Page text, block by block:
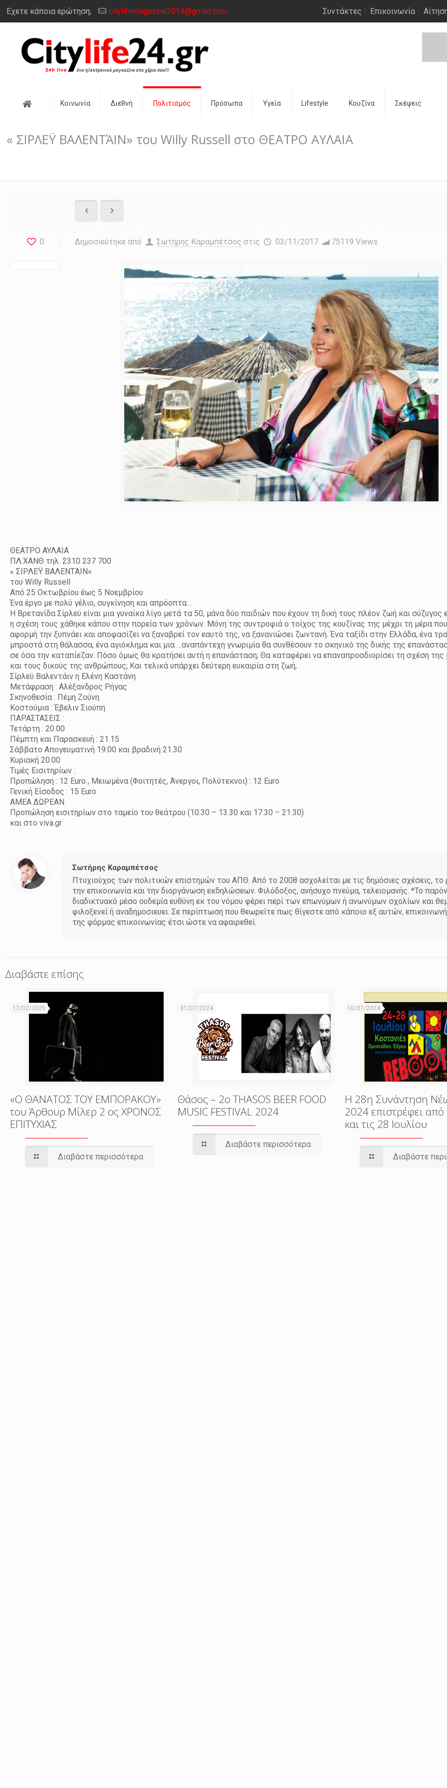
Έχετε κάποια ερώτηση; citylifemagazine2014@gmail.com Συντάκτες Επικοινωνία
Αρχική Κοινωνία Διεθνή Πολιτισμός Πρόσωπα Υγεία Lifestyle Κουζίνα Σκέψεις
« ΣΙΡΛΕΫ ΒΑΛΕΝΤΆΙΝ» του Willy Russell στο ΘΕΑΤΡΟ ΑΥΛΑΙΑ
0 Δημοσιεύτηκε από Σωτήρης Καραμπέτσος στις 03/11/2017 75119 Views
ΘΕΑΤΡΟ ΑΥΛΑΙΑ
ΠΛ.ΧΑΝΘ τηλ. 2310 237 700
« ΣΙΡΛΕΫ ΒΑΛΕΝΤΆΙΝ»
του Willy Russell
Από 25 Οκτωβρίου έως 5 Νοεμβρίου
Ένα έργο με πολύ γέλιο, συγκίνηση και απρόοπτα…
Η Βρετανίδα Σίρλεϋ είναι μια γυναίκα λίγο μετά τα 50, μάνα δύο παιδιών που έχουν τη δική τους πλέον ζωή και σύζυγος
η σχέση τους χάθηκε κάπου στην πορεία των χρόνων. Μόνη της συντροφιά ο τοίχος της κουζίνας της μέχρι τη μέρα
αφορμή την ξυπνάει και αποφασίζει να ξαναβρεί τον εαυτό της, να ξανανιώσει ζωντανή. Ένα ταξίδι στην Ελλάδα, ένα
μπροστά στη θάλασσα, ένα αγιόκλημα και μια …αναπάντεχη γνωριμία θα συνθέσουν το σκηνικό της δικής της
σε όσα την καταπίεζαν. Πόσο όμως θα κρατήσει αυτή η επανάσταση; Θα καταφέρει να επαναπροσδιορίσει τη σχέση της
και τους δικούς της ανθρώπους; Και τελικά υπάρχει δεύτερη ευκαιρία στη ζωή;
Σίρλεϋ Βαλεντάιν η Ελένη Καστάνη
Μετάφραση : Αλέξανδρος Ρήγας
Σκηνοθεσία : Πέμη Ζούνη
Κοστούμια : Έβελιν Σιούπη
ΠΑΡΑΣΤΑΣΕΙΣ :
Τετάρτη : 20.00
Πέμπτη και Παρασκευή : 21.15
Σάββατο Απογευματινή 19.00 και βραδινή 21.30
Κυριακή 20.00
Τιμές Εισιτηρίων :
Προπώληση : 12 Euro , Μειωμένα (Φοιτητές, Άνεργοι, Πολύτεκνοι) : 12 Euro
Γενική Είσοδος : 15 Euro
ΑΜΕΑ ΔΩΡΕΑΝ
Προπώληση εισιτηρίων στο ταμείο του θεάτρου (10.30 – 13.30 και 17.30 – 21.30)
και στο viva.gr
Σωτήρης Καραμπέτσος
Πτυχιούχος των πολιτικών επιστημών του ΑΠΘ. Από το 2008 ασχολείται με τις δημόσιες σχέσεις, το
την επικοινωνία και την διοργάνωση εκδηλώσεων. Φιλόδοξος, ανήσυχο πνεύμα, τελειομανής. *Το παρόν
διαδικτυακό μέσο ουδεμία ευθύνη εκ του νόμου φέρει περί των επωνύμων ή ανωνύμων σχολίων και
φιλοξενεί ή αναδημοσιευει. Σε περίπτωση που θεωρείτε πως θίγεστε από κάποιο εξ αυτών,
της φόρμας επικοινωνίας έτσι ώστε να αφαιρεθεί.
Διαβάστε επίσης
17/02/2025
«Ο ΘΑΝΑΤΟΣ ΤΟΥ ΕΜΠΟΡΑΚΟΥ»
του Άρθουρ Μίλερ 2 ος ΧΡΟΝΟΣ
ΕΠΙΤΥΧΙΑΣ
Διαβάστε περισσότερα
31/07/2024
Θάσος – 2o THASOS BEER FOOD
MUSIC FESTIVAL 2024
Διαβάστε περισσότερα
10/07/2024
Η 28η Συνάντηση
2024 επιστρέφει από
και τις 28 Ιουλίου
Διαβάστε